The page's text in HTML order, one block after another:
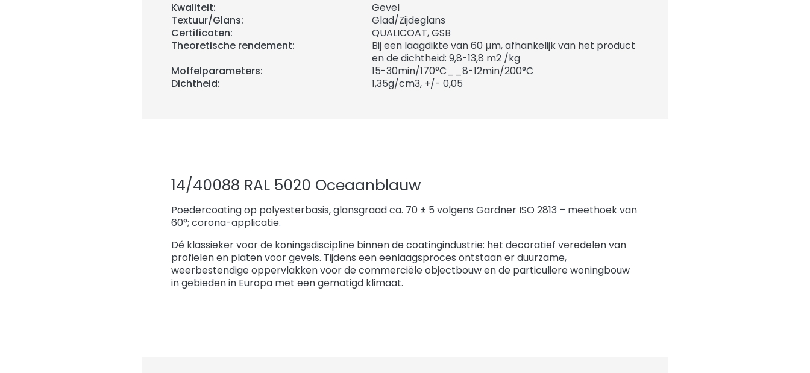
Kwaliteit:
Gevel
Textuur/Glans:
Glad/Zijdeglans
Certificaten:
QUALICOAT, GSB
Theoretische rendement:
Bij een laagdikte van 60 µm, afhankelijk van het product
en de dichtheid: 9,8-13,8 m2 /kg
Moffelparameters:
15-30min/170°C__8-12min/200°C
Dichtheid:
1,35g/cm3, +/- 0,05
14/40088 RAL 5020 Oceaanblauw
Poedercoating op polyesterbasis, glansgraad ca. 70 ± 5 volgens Gardner ISO 2813 – meethoek van
60°; corona-applicatie.
Dé klassieker voor de koningsdiscipline binnen de coatingindustrie: het decoratief veredelen van
profielen en platen voor gevels. Tijdens een eenlaagsproces ontstaan er duurzame,
weerbestendige oppervlakken voor de commerciële objectbouw en de particuliere woningbouw
in gebieden in Europa met een gematigd klimaat.